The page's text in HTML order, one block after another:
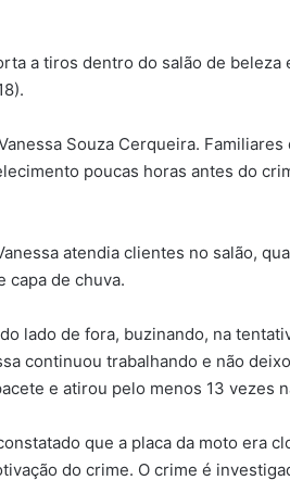
a tiros dentro do salão de beleza
Souza Cerqueira.
poucas horas antes do
atendia clientes no salão,
capa de chuva.
lado de fora, buzinando, na
continuou trabalhando e não
e atirou pelo menos 13 vezes
que a placa da moto era
do crime. O crime é